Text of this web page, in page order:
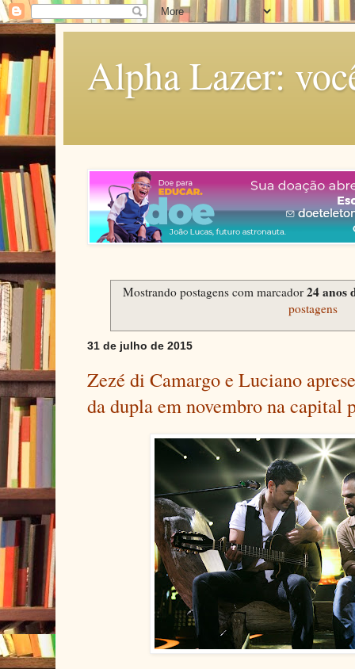
Alpha Lazer:
Mostrando postagens com marcador24 anos
postagens
31 de julho de 2015
Zezé di Camargo e Luciano
da dupla em novembro na capital